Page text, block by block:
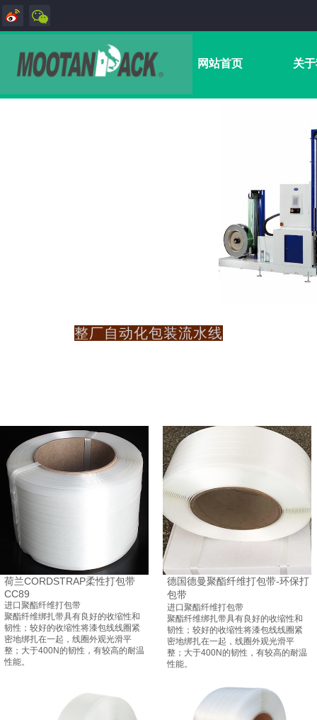
网站首页 关
整厂自动化包装流水线
荷兰CORDSTRAP柔性打包带
CC89
进口聚酯纤维打包带
聚酯纤维绑扎带具有良好的收缩性和
韧性；较好的收缩性将漆包线线圈紧
密地绑扎在一起，线圈外观光滑平
整；大于400N的韧性，有较高的耐温
性能。
德国德曼聚酯纤维打包带-环保打
包带
进口聚酯纤维打包带
聚酯纤维绑扎带具有良好的收缩性和
韧性；较好的收缩性将漆包线线圈紧
密地绑扎在一起，线圈外观光滑平
整；大于400N的韧性，有较高的耐温
性能。